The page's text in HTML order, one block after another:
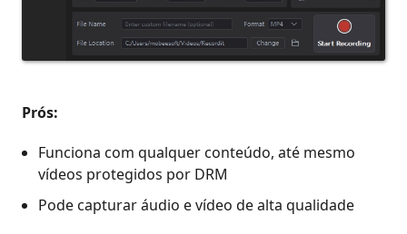
Prós:
Funciona com qualquer conteúdo, até mesmo
vídeos protegidos por DRM
Pode capturar áudio e vídeo de alta qualidade